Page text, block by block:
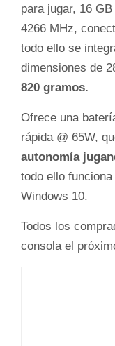
para jugar, 16
4266 MHz,
todo ello se
dimensiones de
820 gramos.
Ofrece una
rápida @ 65W,
autonomía
todo ello
Windows 10.
Todos los
consola el